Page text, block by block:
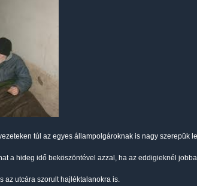
túl az egyes állampolgároknak is nagy szerepük
a hideg idő beköszöntével azzal, ha az eddigieknél
az utcára szorult hajléktalanokra is.